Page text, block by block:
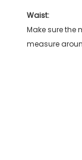
Waist:
Make sure the
measure